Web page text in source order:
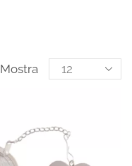
Mostra